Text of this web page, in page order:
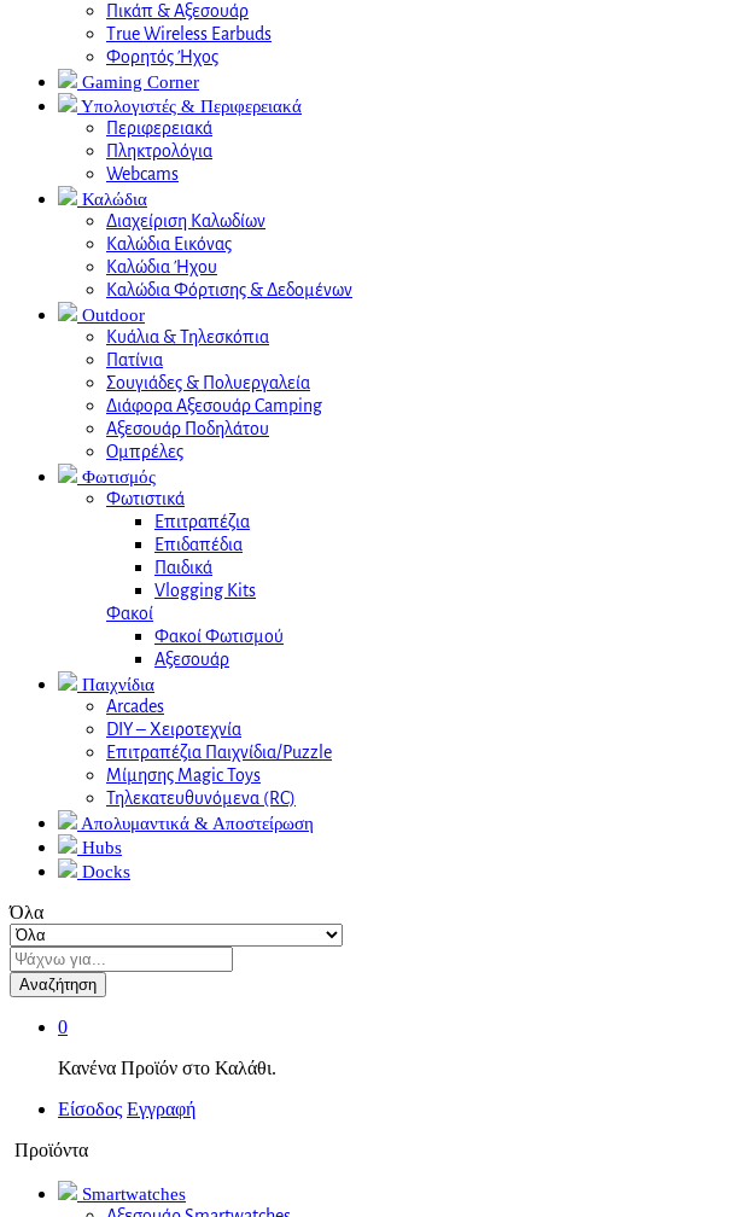
Πικάπ & Αξεσουάρ
Τrue Wireless Earbuds
Φορητός Ήχος
Gaming Corner
Υπολογιστές & Περιφερειακά
Περιφερειακά
Πληκτρολόγια
Webcams
Καλώδια
Διαχείριση Καλωδίων
Καλώδια Εικόνας
Καλώδια Ήχου
Καλώδια Φόρτισης & Δεδομένων
Outdoor
Κυάλια & Τηλεσκόπια
Πατίνια
Σουγιάδες & Πολυεργαλεία
Διάφορα Αξεσουάρ Camping
Αξεσουάρ Ποδηλάτου
Ομπρέλες
Φωτισμός
Φωτιστικά
Επιτραπέζια
Επιδαπέδια
Παιδικά
Vlogging Kits
Φακοί
Φακοί Φωτισμού
Αξεσουάρ
Παιχνίδια
Arcades
DIY – Χειροτεχνία
Επιτραπέζια Παιχνίδια/Puzzle
Μίμησης Magic Toys
Τηλεκατευθυνόμενα (RC)
Απολυμαντικά & Αποστείρωση
Hubs
Docks
Όλα
Αναζήτηση
0
Κανένα Προϊόν στο Καλάθι.
Είσοδος Εγγραφή
Προϊόντα
Smartwatches